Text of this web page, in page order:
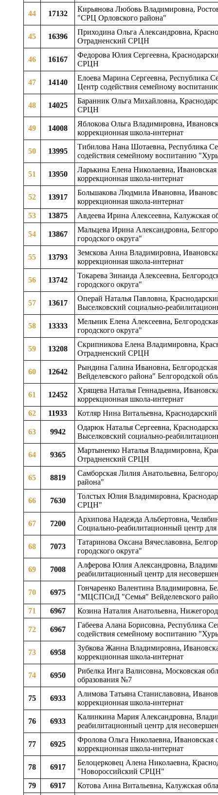
44 17132
Кирьянова Любовь Владимировна,
"СРЦ Орловского района"
45 16396
Приходина Ольга Александровна,
Отрадненский СРЦН
46 16167
Федорова Юлия Сергеевна,
СРЦН
47 14140
Елоева Марина Сергеевна, Республика
Центр содействия семейному
48 14025
Баранник Ольга Михайловна,
СРЦН
49 14008
Яблокова Ольга Владимировна,
коррекционная школа-интернат
50 13995
Тибилова Нана Шотаевна, Республика
содействия семейному воспитанию
51 13950
Ларькина Елена Николаевна,
коррекционная школа-интернат
52 13917
Большакова Людмила Ивановна,
коррекционная школа-интернат
53
13875 Авдеева Ирина Алексеевна, Калужская
54 13867
Мальцева Ирина Александровна,
городского округа"
55 13793
Земскова Анна Владимировна,
коррекционная школа-интернат
56 13742
Токарева Зинаида Алексеевна,
городского округа"
57 13617
Операй Наталья Павловна,
Выселковский социально-
58 13333
Мельник Елена Алексеевна,
городского округа"
59 13208
Скрипникова Елена Владимировна,
Отрадненский СРЦН
60 12642
Рындина Галина Ивановна,
Вейделевского района" Белгородской
61 12452
Хрящева Наталья Геннадьевна,
коррекционная школа-интернат
62
11933 Котляр Нина Витальевна,
63 9942
Одарюк Наталья Сергеевна,
Выселковский социально-
64 9365
Мартыненко Наталья Владимировна,
Отрадненский СРЦН
65 8819
Самборская Лилия Анатольевна,
района"
66 7630
Толстых Юлия Владимировна,
СРЦН"
67 7200
Архипова Надежда Альбертовна,
Социально-реабилитационный центр
68 7073
Татаринова Оксана Вячеславовна,
городского округа"
69 7008
Алферова Юлия Александровна,
реабилитационный центр для
70 6975
Гончаренко Валентина Владимировна,
"МЦСПСиД "Семья" Вейделевского
71
6967 Козина Наталия Анатольевна,
72 6967
Габеева Алана Борисовна, Республика
содействия семейному воспитанию
73 6958
Зубкова Жанна Владимировна,
коррекционная школа-интернат
74 6950
Рибелка Инга Валисовна, Московская
образования №7
75 6933
Алимова Татьяна Станиславовна,
коррекционная школа-интернат
76 6933
Калинкина Мария Александровна,
реабилитационный центр для
77 6925
Фролова Ольга Николаевна,
коррекционная школа-интернат
78 6917
Белоцерковец Алена Николаевна,
"Новороссийский СРЦН"
79
6917 Котова Анна Витальевна, Калужская